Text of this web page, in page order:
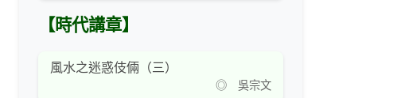
【時代講章】
風水之迷惑伎倆（三）
◎ 吳宗文